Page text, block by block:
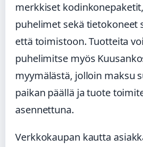
merkkiset
puhelimet sekä tietokoneet
että toimistoon. Tuotteita
puhelimitse myös
myymälästä, jolloin maksu
paikan päällä ja tuote
asennettuna.
Verkkokaupan kautta